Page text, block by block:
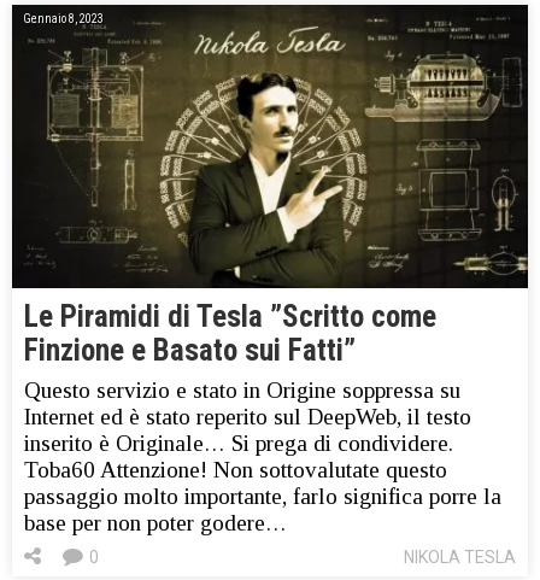
Gennaio 8, 2023
Le Piramidi di Tesla ”Scritto come
Finzione e Basato sui Fatti”
Questo servizio e stato in Origine soppressa su
Internet ed è stato reperito sul DeepWeb, il testo
inserito è Originale… Si prega di condividere.
Toba60 Attenzione! Non sottovalutate questo
passaggio molto importante, farlo significa porre la
base per non poter godere…
NIKOLA TESLA
0